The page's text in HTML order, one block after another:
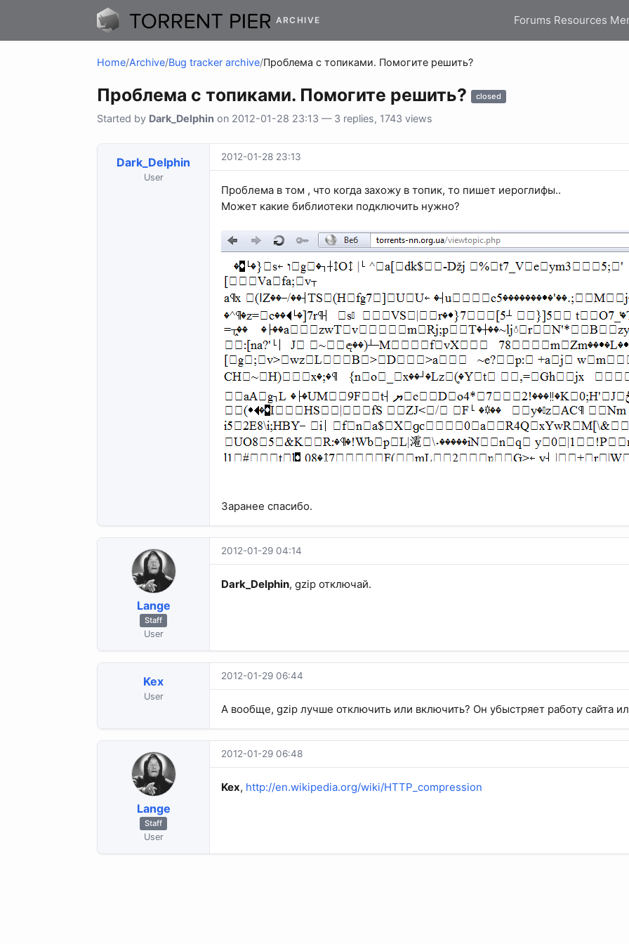
ARCHIVE Forums Resources
Home/Archive/Bug tracker archive/Проблема с топиками. Помогите решить?
Проблема с топиками. Помогите решить? closed
Started by Dark_Delphin on 2012-01-28 23:13 — 3 replies, 1743 views
Dark_Delphin
User
2012-01-28 23:13
Проблема в том , что когда захожу в топик, то пишет иероглифы..
Может какие библиотеки подключить нужно?
Заранее спасибо.
Lange
Staff
User
2012-01-29 04:14
Dark_Delphin, gzip отключай.
Kex
User
2012-01-29 06:44
А вообще, gzip лучше отключить или включить? Он убыстряет работу сайта
Lange
Staff
User
2012-01-29 06:48
Kex, http://en.wikipedia.org/wiki/HTTP_compression